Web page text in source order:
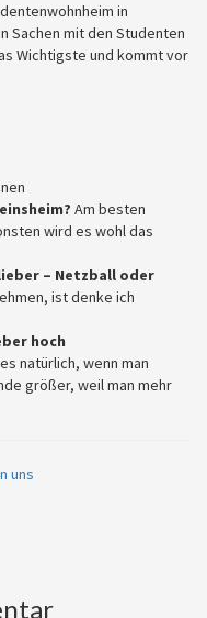
in
Sachen mit den Studenten
Wichtigste und kommt vor
Am besten
wird es wohl das
– Netzball oder
ist denke ich
hoch
natürlich, wenn man
größer, weil man mehr
uns